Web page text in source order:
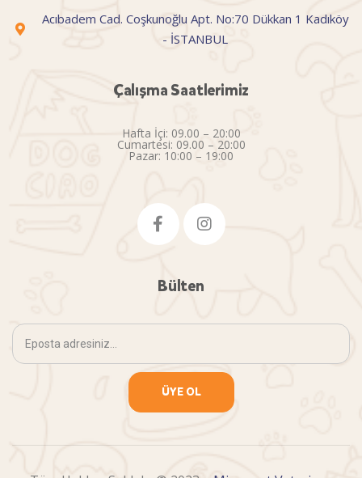
Acıbadem Cad. Coşkunoğlu Apt. No:70 Dükkan 1 Kadıköy
- İSTANBUL
Çalışma Saatlerimiz
Hafta İçi: 09.00 – 20:00
Cumartesi: 09.00 – 20:00
Pazar: 10:00 – 19:00
Bülten